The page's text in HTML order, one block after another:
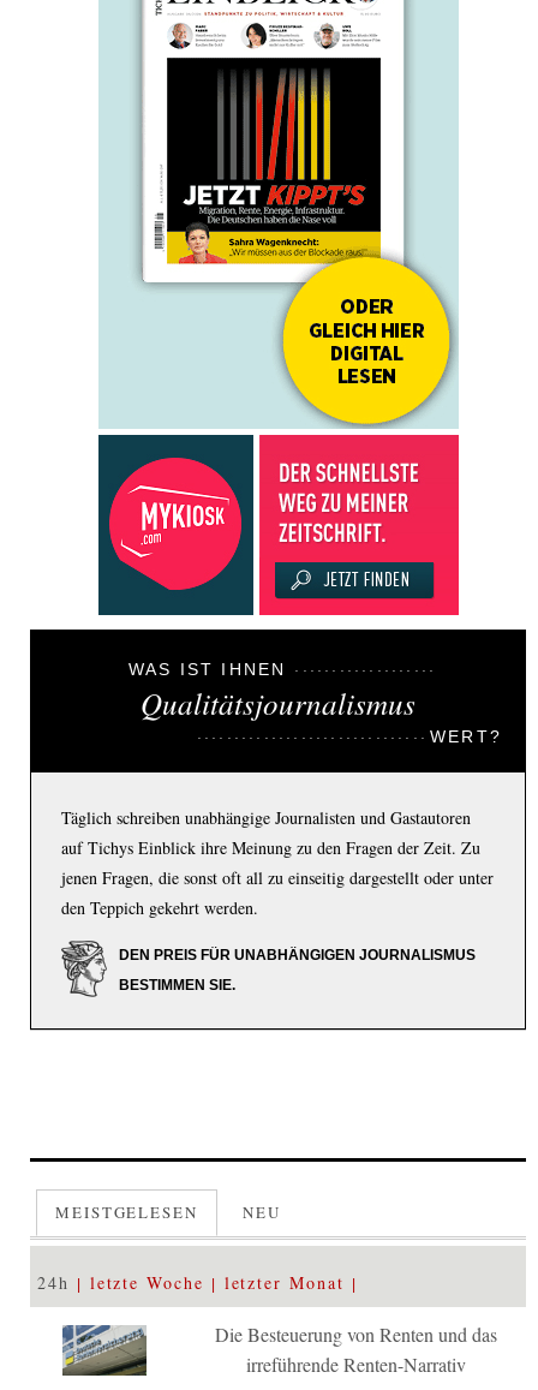
WAS IST IHNEN
Qualitätsjournalismus
WERT?
Täglich schreiben unabhängige Journalisten und Gastautoren
auf Tichys Einblick ihre Meinung zu den Fragen der Zeit. Zu
jenen Fragen, die sonst oft all zu einseitig dargestellt oder unter
den Teppich gekehrt werden.
DEN PREIS FÜR UNABHÄNGIGEN JOURNALISMUS
BESTIMMEN SIE.
MEISTGELESEN NEU
24h letzte Woche letzter Monat
Die Besteuerung von Renten und das
irreführende Renten-Narrativ